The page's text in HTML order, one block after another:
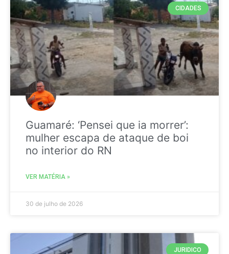
CIDADES
Guamaré: ‘Pensei que ia morrer’:
mulher escapa de ataque de boi
no interior do RN
VER MATÉRIA »
30 de julho de 2026
JURIDICO